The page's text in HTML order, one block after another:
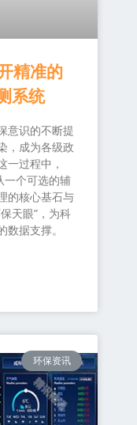
精准的
系统
意识的不断提
，成为各级政
一过程中，
一个可选的辅
的核心基石与
天眼”，为科
据支撑。
环保资讯